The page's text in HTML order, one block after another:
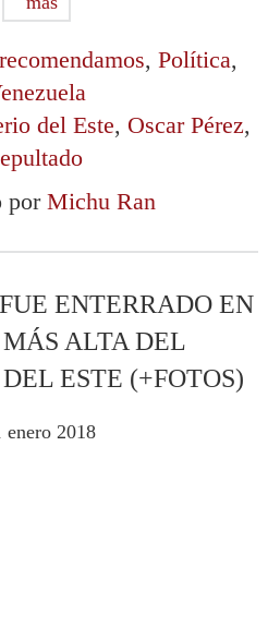
, Política,
del Este, Oscar Pérez,
por Michu Ran
ENTERRADO EN
ALTA DEL
ESTE (+FOTOS)
enero 2018